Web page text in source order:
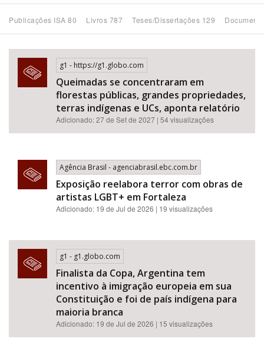
Subtema
Área de Levantamento
Área Protegida
BUSCAR
Publicações ISA 80 Livros 787 Teses/Dissertações 129
g1 - https://g1.globo.com
Queimadas se concentraram em
florestas públicas, grandes propriedades,
terras indígenas e UCs, aponta relatório
Adicionado: 27 de Set de 2027 | 54 visualizações
Agência Brasil - agenciabrasil.ebc.com.br
Exposição reelabora terror com obras de
artistas LGBT+ em Fortaleza
Adicionado: 19 de Jul de 2026 | 19 visualizações
g1 - g1.globo.com
Finalista da Copa, Argentina tem
incentivo à imigração europeia em sua
Constituição e foi de país indígena para
maioria branca
Adicionado: 19 de Jul de 2026 | 15 visualizações